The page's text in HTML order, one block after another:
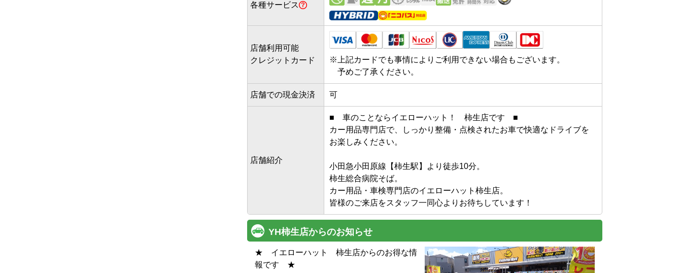
各種サービス
店舗利用可能
クレジットカード
※ 上記カードでも事情によりご利用できない場合もございます。
予めご了承ください。
店舗での現金決済 可
店舗紹介
■　車のことならイエローハット！　柿生店です　■
カー用品専門店で、しっかり整備・点検されたお車で快適なドライブを
お楽しみください。
小田急小田原線【柿生駅】より徒歩10分。
柿生総合病院そば。
カー用品・車検専門店のイエローハット柿生店。
皆様のご来店をスタッフ一同心よりお待ちしています！
YH柿生店からのお知らせ
★　イエローハット　柿生店からのお得な情
報です　★